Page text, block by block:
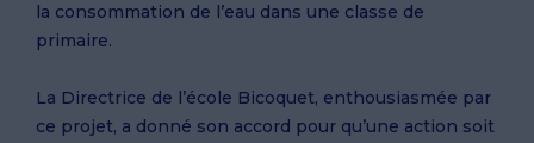
la consommation de l’eau dans une classe de
primaire.
La Directrice de l’école Bicoquet, enthousiasmée par
ce projet, a donné son accord pour qu’une action soit